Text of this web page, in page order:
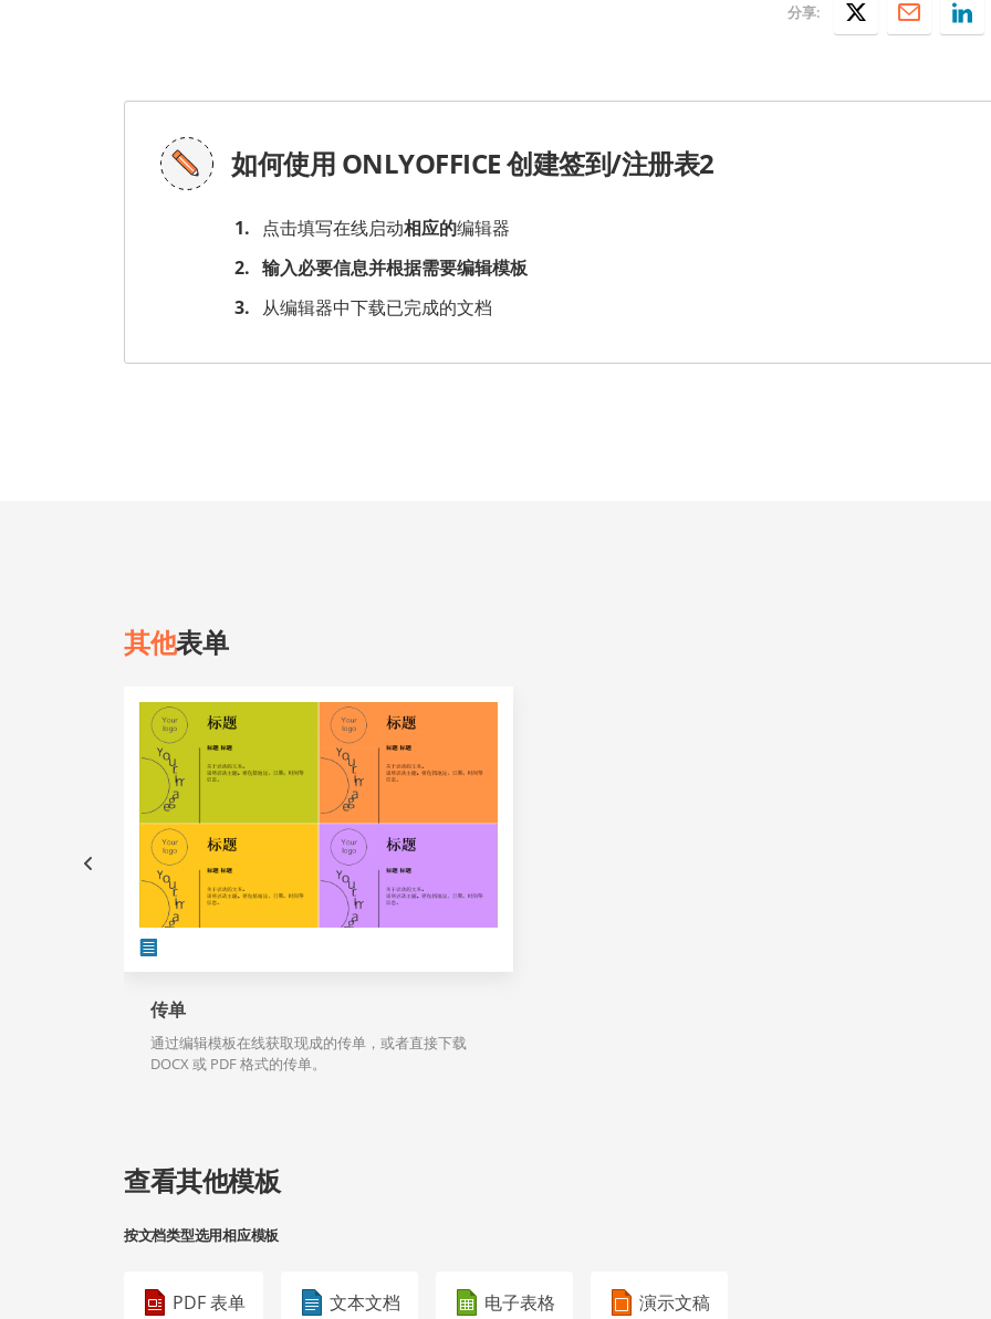
分享:
如何使用 ONLYOFFICE 创建签到/注册表2
点击填写在线启动相应的编辑器
输入必要信息并根据需要编辑模板
从编辑器中下载已完成的文档
其他表单
传单
通过编辑模板在线获取现成的传单，或者直接下载
DOCX 或 PDF 格式的传单。
查看其他模板
按文档类型选用相应模板
PDF 表单 文本文档 电子表格 演示文稿